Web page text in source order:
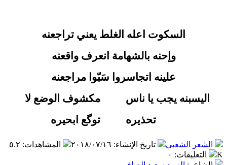
السكوت اعله الغلط يعني تراجعنه
وإحنه بالشهامة انعرف واقعنه
علينه اتجاسروا سَبّوا مراجعنه
اليسبنه يجب يا ناس
تحذيره
مكشوف الوضع لا
توگع ابحيره
الشعر الشعبي تاريخ الإنشاء: ٢٠١٨/٠٧/١٦ المشاهدات: ٥.٢
K
التعليقات: ٠